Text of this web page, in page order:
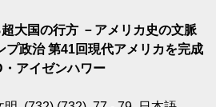
大国の行方 －アメリカ史の文脈
プ政治 第41回現代アメリカを完成
アイゼンハワー